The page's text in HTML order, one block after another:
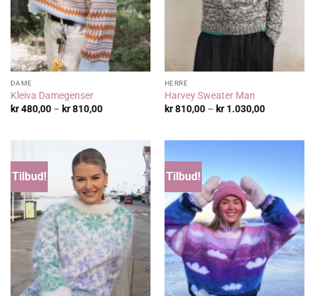
DAME
Kleiva Damegenser
kr480,00 – kr810,00Prisområde:
HERRE
Harvey Sweater Man
kr810,00 – kr1.030,00
Tilbud! Tilbud!